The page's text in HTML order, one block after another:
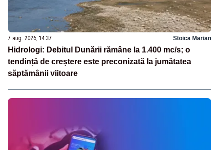
7 aug. 2026, 14:37 Stoica Marian
Hidrologi: Debitul Dunării rămâne la 1.400 mc/s; o
tendință de creștere este preconizată la jumătatea
săptămânii viitoare